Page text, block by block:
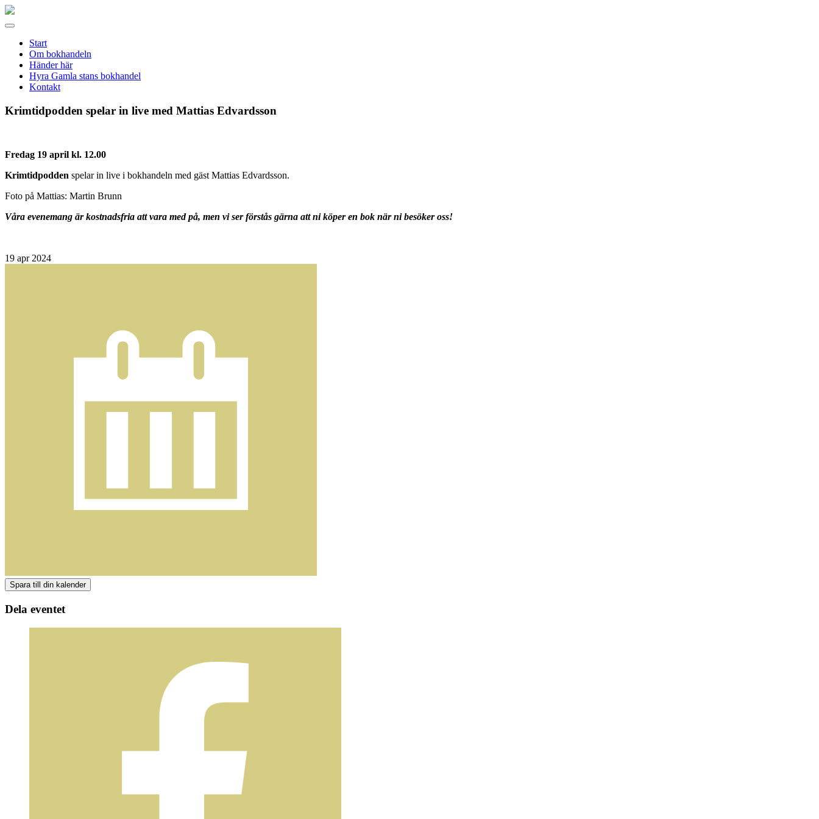
Gamla
Meny
Start
Om bokhandeln
Händer här
Hyra Gamla stans bokhandel
Kontakt
Krimtidpodden spelar in live med Mattias Edvardsson
Fredag 19 april kl. 12.00
Krimtidpodden spelar in live i bokhandeln med gäst Mattias Edvardsson.
Foto på Mattias: Martin Brunn
Våra evenemang är kostnadsfria att vara med på, men vi ser förstås gärna att ni köper en bok när ni besöker oss!
19 apr 2024
Dela eventet